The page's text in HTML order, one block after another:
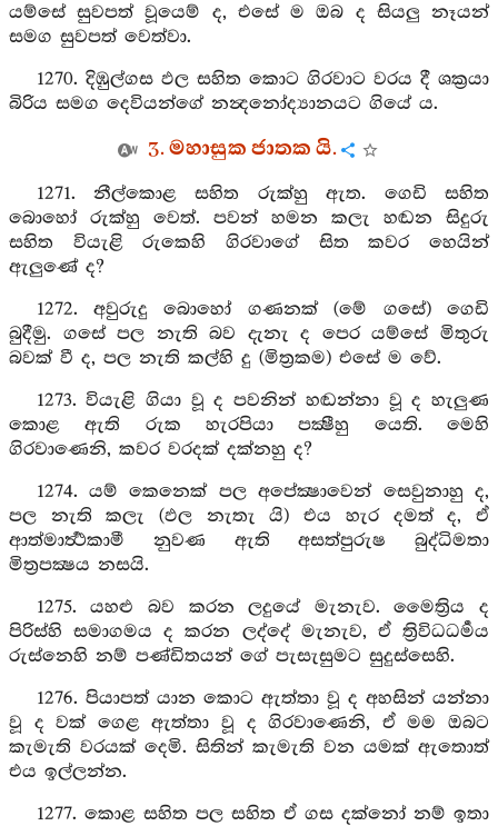
යම්සේ සුවපත් වූයෙම් ද, එසේ ම ඔබ ද සියලු නෑයන්
සමග සුවපත් වෙත්වා.
1270. දිඹුල්ගස ඵල සහිත කොට ගිරවාට වරය දී ශක්‍රයා
බිරිය සමග දෙවියන්ගේ නන්‍දනෝද්‍යානයට ගියේ ය.
3. මහාසුක ජාතක යි.
1271. නීල්කොළ සහිත රුක්හු ඇත. ගෙඩි සහිත
බොහෝ රුක්හු වෙත්. පවන් හමන කලැ හඬන සිදුරු
සහිත වියැළි රුකෙහි ගිරවාගේ සිත කවර හෙයින්
ඇලුණේ ද?
1272. අවුරුදු බොහෝ ගණනක් (මේ ගසේ) ගෙඩි
බුදීමු. ගසේ පල නැති බව දැනැ ද පෙර යම්සේ මිතුරු
බවක් වී ද, පල නැති කල්හි දු (මිත්‍රකම) එසේ ම වේ.
1273. වියැළි ගියා වූ ද පවනින් හඬන්නා වූ ද හැලුණ
කොළ ඇති රුක හැරපියා පක්‍ෂීහු යෙති. මෙහි
ගිරවාණෙනි, කවර වරදක් දක්නහු ද?
1274. යම් කෙනෙක් පල අපේක්‍ෂාවෙන් සෙවුනාහු ද,
පල නැති කලැ (ඵල නැතැ යි) එය හැර දමත් ද, ඒ
ආත්මාර්‍ත්‍ථකාමී නුවණ ඇති අසත්පුරුෂ බුද්ධිමතා
මිත්‍රපක්‍ෂය නසයි.
1275. යහළු බව කරන ලදුයේ මැනැව. මෛත්‍රිය ද
පිරිස්හි සමාගමය ද කරන ලද්දේ මැනැව, ඒ ත්‍රිවිධධර්‍මය
රුස්නෙහි නම් පණ්ඩිතයන් ගේ පැසැසුමට සුදුස්සෙහි.
1276. පියාපත් යාන කොට ඇත්තා වූ ද අහසින් යන්නා
වූ ද වක් ගෙළ ඇත්තා වූ ද ගිරවාණෙනි, ඒ මම ඔබට
කැමැති වරයක් දෙමි. සිතින් කැමැති වන යමක් ඇතොත්
එය ඉල්ලන්න.
1277. කොළ සහිත පල සහිත ඒ ගස දක්නෝ නම් ඉතා